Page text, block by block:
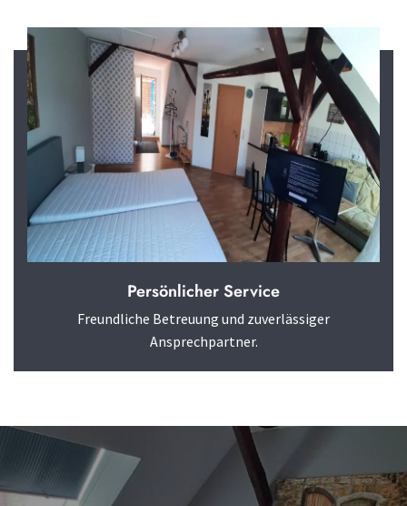
Persönlicher Service
Freundliche Betreuung und zuverlässiger
Ansprechpartner.